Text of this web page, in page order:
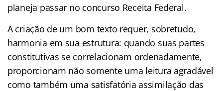
planeja passar no concurso Receita Federal.
A criação de um bom texto requer, sobretudo,
harmonia em sua estrutura: quando suas partes
constitutivas se correlacionam ordenadamente,
proporcionam não somente uma leitura agradável
como também uma satisfatória assimilação das